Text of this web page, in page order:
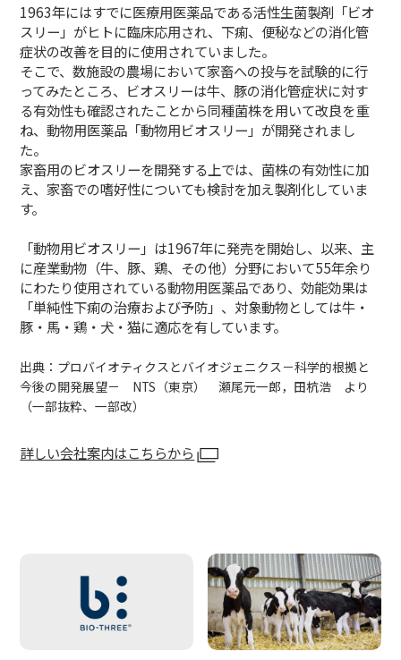
1963年にはすでに医療用医薬品である活性生菌製剤「ビオ
スリー」がヒトに臨床応用され、下痢、便秘などの消化管
症状の改善を目的に使用されていました。
そこで、数施設の農場において家畜への投与を試験的に行
ってみたところ、ビオスリーは牛、豚の消化管症状に対す
る有効性も確認されたことから同種菌株を用いて改良を重
ね、動物用医薬品「動物用ビオスリー」が開発されまし
た。
家畜用のビオスリーを開発する上では、菌株の有効性に加
え、家畜での嗜好性についても検討を加え製剤化していま
す。
「動物用ビオスリー」は1967年に発売を開始し、以来、主
に産業動物（牛、豚、鶏、その他）分野において55年余り
にわたり使用されている動物用医薬品であり、効能効果は
「単純性下痢の治療および予防」、対象動物としては牛・
豚・馬・鶏・犬・猫に適応を有しています。
出典：プロバイオティクスとバイオジェニクス－科学的根拠と
今後の開発展望－ NTS（東京） 瀬尾元一郎，田杭浩 より
（一部抜粋、一部改）
詳しい会社案内はこちらから